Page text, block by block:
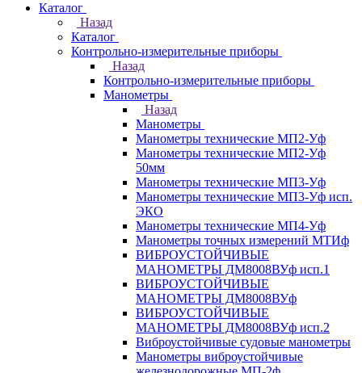
Каталог
Назад
Каталог
Контрольно-измерительные приборы
Назад
Контрольно-измерительные приборы
Манометры
Назад
Манометры
Манометры технические МП2-Уф
Манометры технические МП2-Уф
50мм
Манометры технические МП3-Уф
Манометры технические МП3-Уф исп.
ЭКО
Манометры технические МП4-Уф
Манометры точных измерений МТИф
ВИБРОУСТОЙЧИВЫЕ
МАНОМЕТРЫ ДМ8008ВУф исп.1
ВИБРОУСТОЙЧИВЫЕ
МАНОМЕТРЫ ДМ8008ВУф
ВИБРОУСТОЙЧИВЫЕ
МАНОМЕТРЫ ДМ8008ВУф исп.2
Виброустойчивые судовые манометры
Манометры виброустойчивые